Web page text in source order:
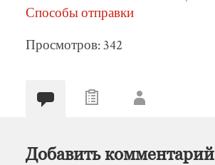
Способы отправки
Просмотров: 342
Добавить комментарий